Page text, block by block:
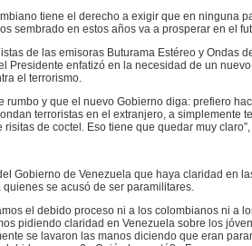
tiene el derecho a exigir que en ninguna
sembrado en estos años va a prosperar en el
de las emisoras Buturama Estéreo y Ondas
Presidente enfatizó en la necesidad de un
el terrorismo.
rumbo y que el nuevo Gobierno diga: prefiero
terroristas en el extranjero, a simplemente
de coctel. Eso tiene que quedar muy
Gobierno de Venezuela que haya claridad en
se acusó de ser paramilitares.
el debido proceso ni a los colombianos ni a
pidiendo claridad en Venezuela sobre los
se lavaron las manos diciendo que eran